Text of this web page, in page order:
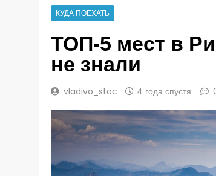
КУДА ПОЕХАТЬ
ТОП-5 мест в
не знали
vladivo_stoc 4 года спустя